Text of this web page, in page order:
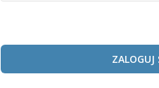
ZALOGUJ